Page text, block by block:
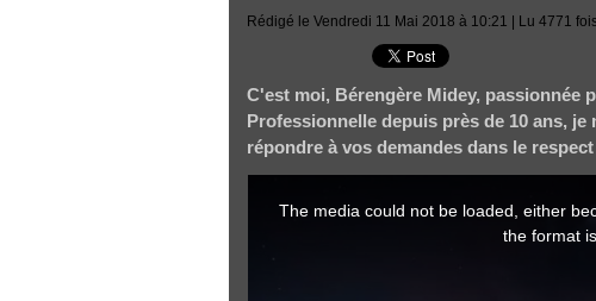
Rédigé le Vendredi 11 Mai 2018 à 10:21 | Lu 4771 fois
C'est moi, Bérengère Midey, passionnée
Professionnelle depuis près de 10 ans,
répondre à vos demandes dans le